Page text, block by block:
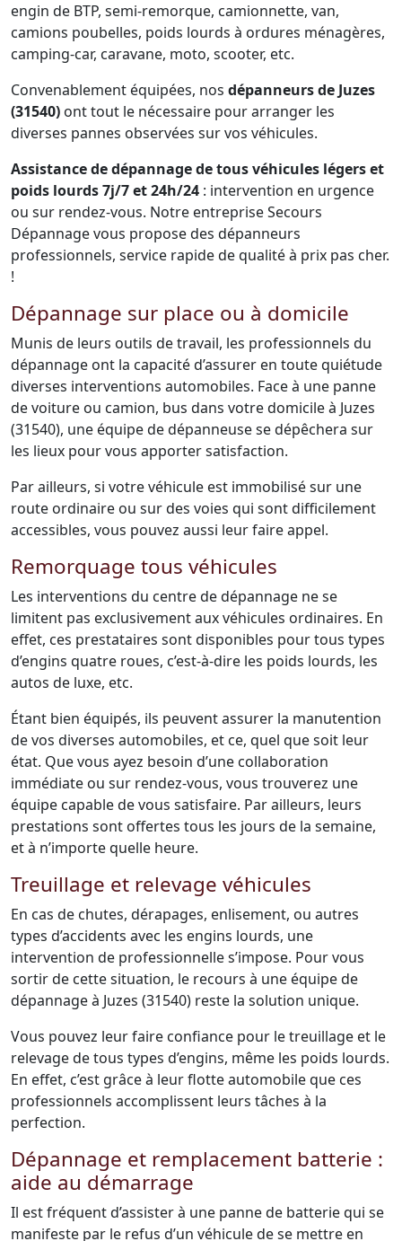
engin de BTP, semi-remorque, camionnette, van,
camions poubelles, poids lourds à ordures ménagères,
camping-car, caravane, moto, scooter, etc.
Convenablement équipées, nos dépanneurs de Juzes
(31540) ont tout le nécessaire pour arranger les
diverses pannes observées sur vos véhicules.
Assistance de dépannage de tous véhicules légers et
poids lourds 7j/7 et 24h/24 : intervention en urgence
ou sur rendez-vous. Notre entreprise Secours
Dépannage vous propose des dépanneurs
professionnels, service rapide de qualité à prix pas cher.
!
Dépannage sur place ou à domicile
Munis de leurs outils de travail, les professionnels du
dépannage ont la capacité d’assurer en toute quiétude
diverses interventions automobiles. Face à une panne
de voiture ou camion, bus dans votre domicile à Juzes
(31540), une équipe de dépanneuse se dépêchera sur
les lieux pour vous apporter satisfaction.
Par ailleurs, si votre véhicule est immobilisé sur une
route ordinaire ou sur des voies qui sont difficilement
accessibles, vous pouvez aussi leur faire appel.
Remorquage tous véhicules
Les interventions du centre de dépannage ne se
limitent pas exclusivement aux véhicules ordinaires. En
effet, ces prestataires sont disponibles pour tous types
d’engins quatre roues, c’est-à-dire les poids lourds, les
autos de luxe, etc.
Étant bien équipés, ils peuvent assurer la manutention
de vos diverses automobiles, et ce, quel que soit leur
état. Que vous ayez besoin d’une collaboration
immédiate ou sur rendez-vous, vous trouverez une
équipe capable de vous satisfaire. Par ailleurs, leurs
prestations sont offertes tous les jours de la semaine,
et à n’importe quelle heure.
Treuillage et relevage véhicules
En cas de chutes, dérapages, enlisement, ou autres
types d’accidents avec les engins lourds, une
intervention de professionnelle s’impose. Pour vous
sortir de cette situation, le recours à une équipe de
dépannage à Juzes (31540) reste la solution unique.
Vous pouvez leur faire confiance pour le treuillage et le
relevage de tous types d’engins, même les poids lourds.
En effet, c’est grâce à leur flotte automobile que ces
professionnels accomplissent leurs tâches à la
perfection.
Dépannage et remplacement batterie :
aide au démarrage
Il est fréquent d’assister à une panne de batterie qui se
manifeste par le refus d’un véhicule de se mettre en